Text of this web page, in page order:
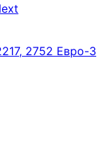
2752 Евро-3